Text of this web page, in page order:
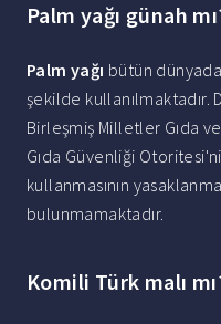
Palm yağı günah
Palm yağı bütün
şekilde kullanılmaktadır.
Birleşmiş Milletler Gıda
Gıda Güvenliği
kullanmasının
bulunmamaktadır.
Komili Türk malı